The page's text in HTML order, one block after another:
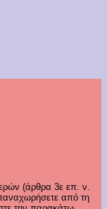
(άρθρα 3ε επ. ν.
από τη